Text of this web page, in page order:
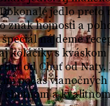
jedlo preto
znak hojnosti a
nájdeme
koláčiky s
od Chuť od Naty.
počas
chutnom a